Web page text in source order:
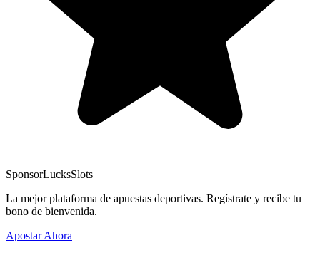
SponsorLucksSlots
La mejor plataforma de apuestas deportivas. Regístrate y recibe tu
bono de bienvenida.
Apostar Ahora